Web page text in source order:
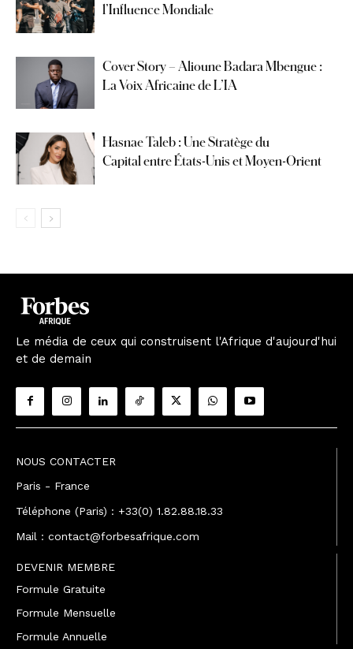
l’Influence Mondiale
Cover Story – Alioune Badara Mbengue :
La Voix Africaine de L’IA
Hasnae Taleb : Une Stratège du
Capital entre États-Unis et Moyen-Orient
Le média de ceux qui construisent l'Afrique d'aujourd'hui
et de demain
NOUS CONTACTER
Paris - France
Téléphone (Paris) : +33(0) 1.82.88.18.33
Mail : contact@forbesafrique.com
DEVENIR MEMBRE
Formule Gratuite
Formule Mensuelle
Formule Annuelle